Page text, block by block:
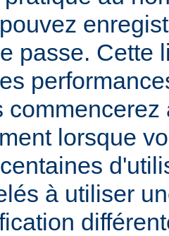
passe. Cette
commencerez
lorsque
à utiliser